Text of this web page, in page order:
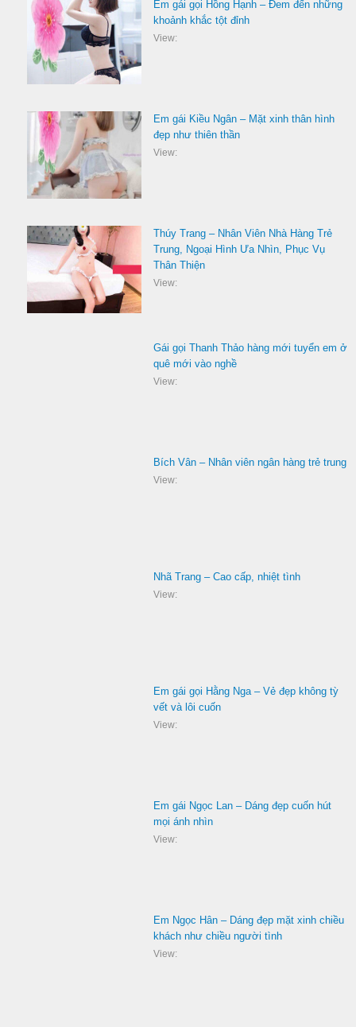
Em gái gọi Hồng Hạnh – Đem đến những
khoảnh khắc tột đỉnh
View:
Em gái Kiều Ngân – Mặt xinh thân hình
đẹp như thiên thần
View:
Thúy Trang – Nhân Viên Nhà Hàng Trẻ
Trung, Ngoại Hình Ưa Nhìn, Phục Vụ
Thân Thiện
View:
Gái gọi Thanh Thảo hàng mới tuyển em ở
quê mới vào nghề
View:
Bích Vân – Nhân viên ngân hàng trẻ trung
View:
Nhã Trang – Cao cấp, nhiệt tình
View:
Em gái gọi Hằng Nga – Vẻ đẹp không tỳ
vết và lôi cuốn
View:
Em gái Ngọc Lan – Dáng đẹp cuốn hút
mọi ánh nhìn
View:
Em Ngọc Hân – Dáng đẹp mặt xinh chiều
khách như chiều người tình
View: